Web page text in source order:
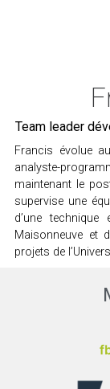
Team leader
Francis évolue
analyste-
maintenant le
supervise une
d’une
Maisonneuve et
projets de